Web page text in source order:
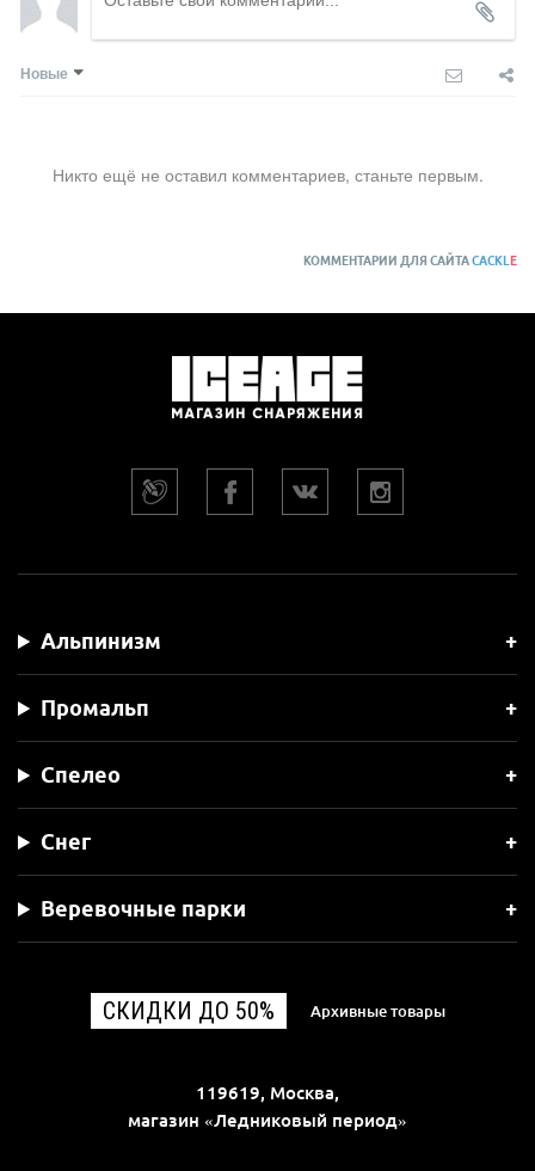
Новые
Никто ещё не оставил комментариев, станьте первым.
КОММЕНТАРИИ ДЛЯ САЙТАCACKLE
Альпинизм
Промальп
Спелео
Снег
Веревочные парки
СКИДКИ ДО 50% Архивные товары
119619, Москва,
магазин «Ледниковый период»